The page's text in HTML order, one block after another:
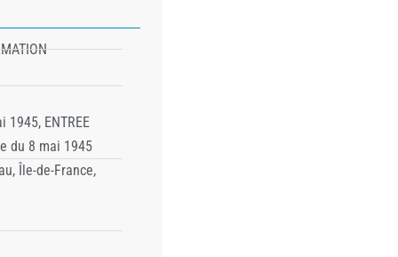
1945, ENTREE
du 8 mai 1945
Île-de-France,